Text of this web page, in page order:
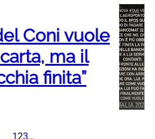
Coni vuole
ma il
finita”
123…